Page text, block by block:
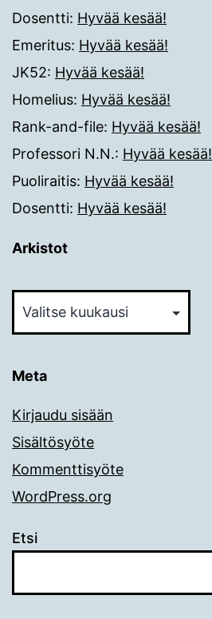
Dosentti: Hyvää kesää!
Emeritus: Hyvää kesää!
JK52: Hyvää kesää!
Homelius: Hyvää kesää!
Rank-and-file: Hyvää kesää!
Professori N.N.: Hyvää kesää!
Puoliraitis: Hyvää kesää!
Dosentti: Hyvää kesää!
Arkistot
Meta
Kirjaudu sisään
Sisältösyöte
Kommenttisyöte
WordPress.org
Etsi